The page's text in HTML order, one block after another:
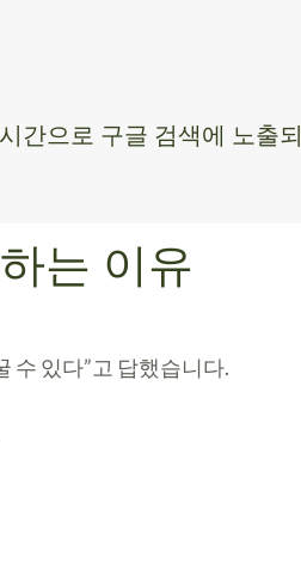
간으로 구글 검색에 노출
는 이유
수 있다”고 답했습니다.